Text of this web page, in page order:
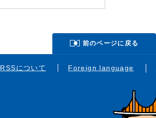
前のページに戻る
RSSについて Foreign language